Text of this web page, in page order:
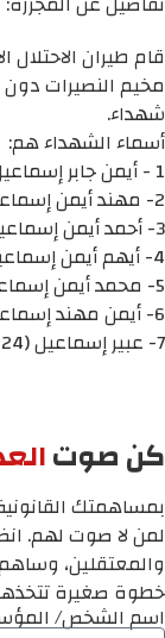
قام طيران
شهداء.
أسماء الشهداء هم:
1 - أيمن جابر إسماعيل (50 عام)
2- مهند أيمن إسماعيل (25 عام)
3- أحمد أيمن إسماعيل (22 عام)
4- أيهم أيمن إسماعيل (11 عام)
5- محمد أيمن إسماعيل (17 عام)
6- أيمن مهند إسماعيل (عام واحد)
7- عبير إسماعيل (24 عام)
كن صوت
بمساهمتك
لمن لا صوت لهم.
والمعتقلين،
خطوة صغيرة
اسم الشخص/